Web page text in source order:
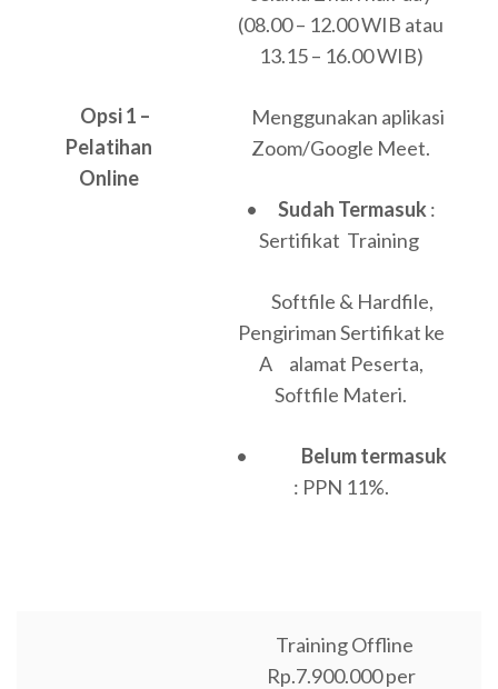
Opsi 1 –
Pelatihan
Online
(08.00 – 12.00 WIB atau
13.15 – 16.00 WIB)
Menggunakan aplikasi
Zoom/Google Meet.
• Sudah Termasuk :
Sertifikat Training
Softfile & Hardfile,
Pengiriman Sertifikat ke
A alamat Peserta,
Softfile Materi.
• Belum termasuk
: PPN 11%.
Training Offline
Rp.7.900.000 per